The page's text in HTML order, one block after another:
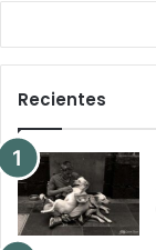
Recientes